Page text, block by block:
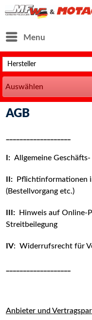
Menu
Auswählen
AGB
I: Allgemeine
II:
Pflichtinformationen
(Bestellvorgang etc.)
III:
Hinweis auf Online-
Streitbeilegung
IV: Widerrufsrecht für
Anbieter und